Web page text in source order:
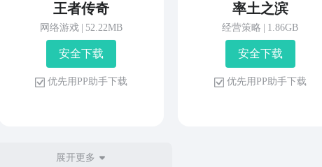
王者传奇
网络游戏 52.22MB
安 全 下 载
优 先 用 P P 助 手 下 载
率土之滨
经营策略 1.86GB
安 全 下 载
优 先 用 P P 助 手 下 载
展开更多